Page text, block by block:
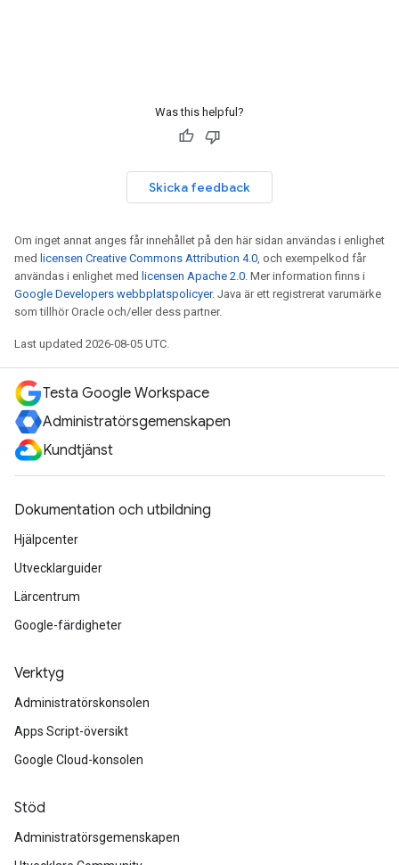
Was this helpful?
Skicka feedback
Om inget annat anges får innehållet på den här sidan användas i enlighet
med licensen Creative Commons Attribution 4.0, och exempelkod får
användas i enlighet med licensen Apache 2.0. Mer information finns i
Google Developers webbplatspolicyer. Java är ett registrerat varumärke
som tillhör Oracle och/eller dess partner.
Last updated 2026-08-05 UTC.
Testa Google Workspace
Administratörsgemenskapen
Kundtjänst
Dokumentation och utbildning
Hjälpcenter
Utvecklarguider
Lärcentrum
Google-färdigheter
Verktyg
Administratörskonsolen
Apps Script-översikt
Google Cloud-konsolen
Stöd
Administratörsgemenskapen